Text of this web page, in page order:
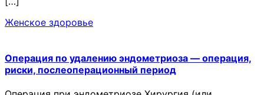
Женское здоровье
Операция по удалению эндометриоза — операция,
риски, послеоперационный период